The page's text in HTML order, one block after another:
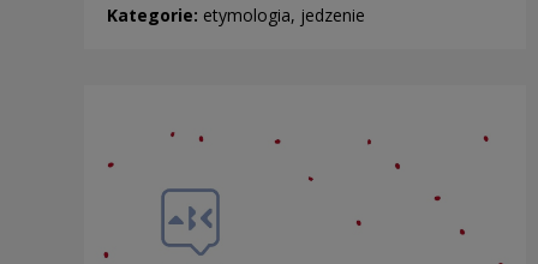
Kategorie: etymologia, jedzenie